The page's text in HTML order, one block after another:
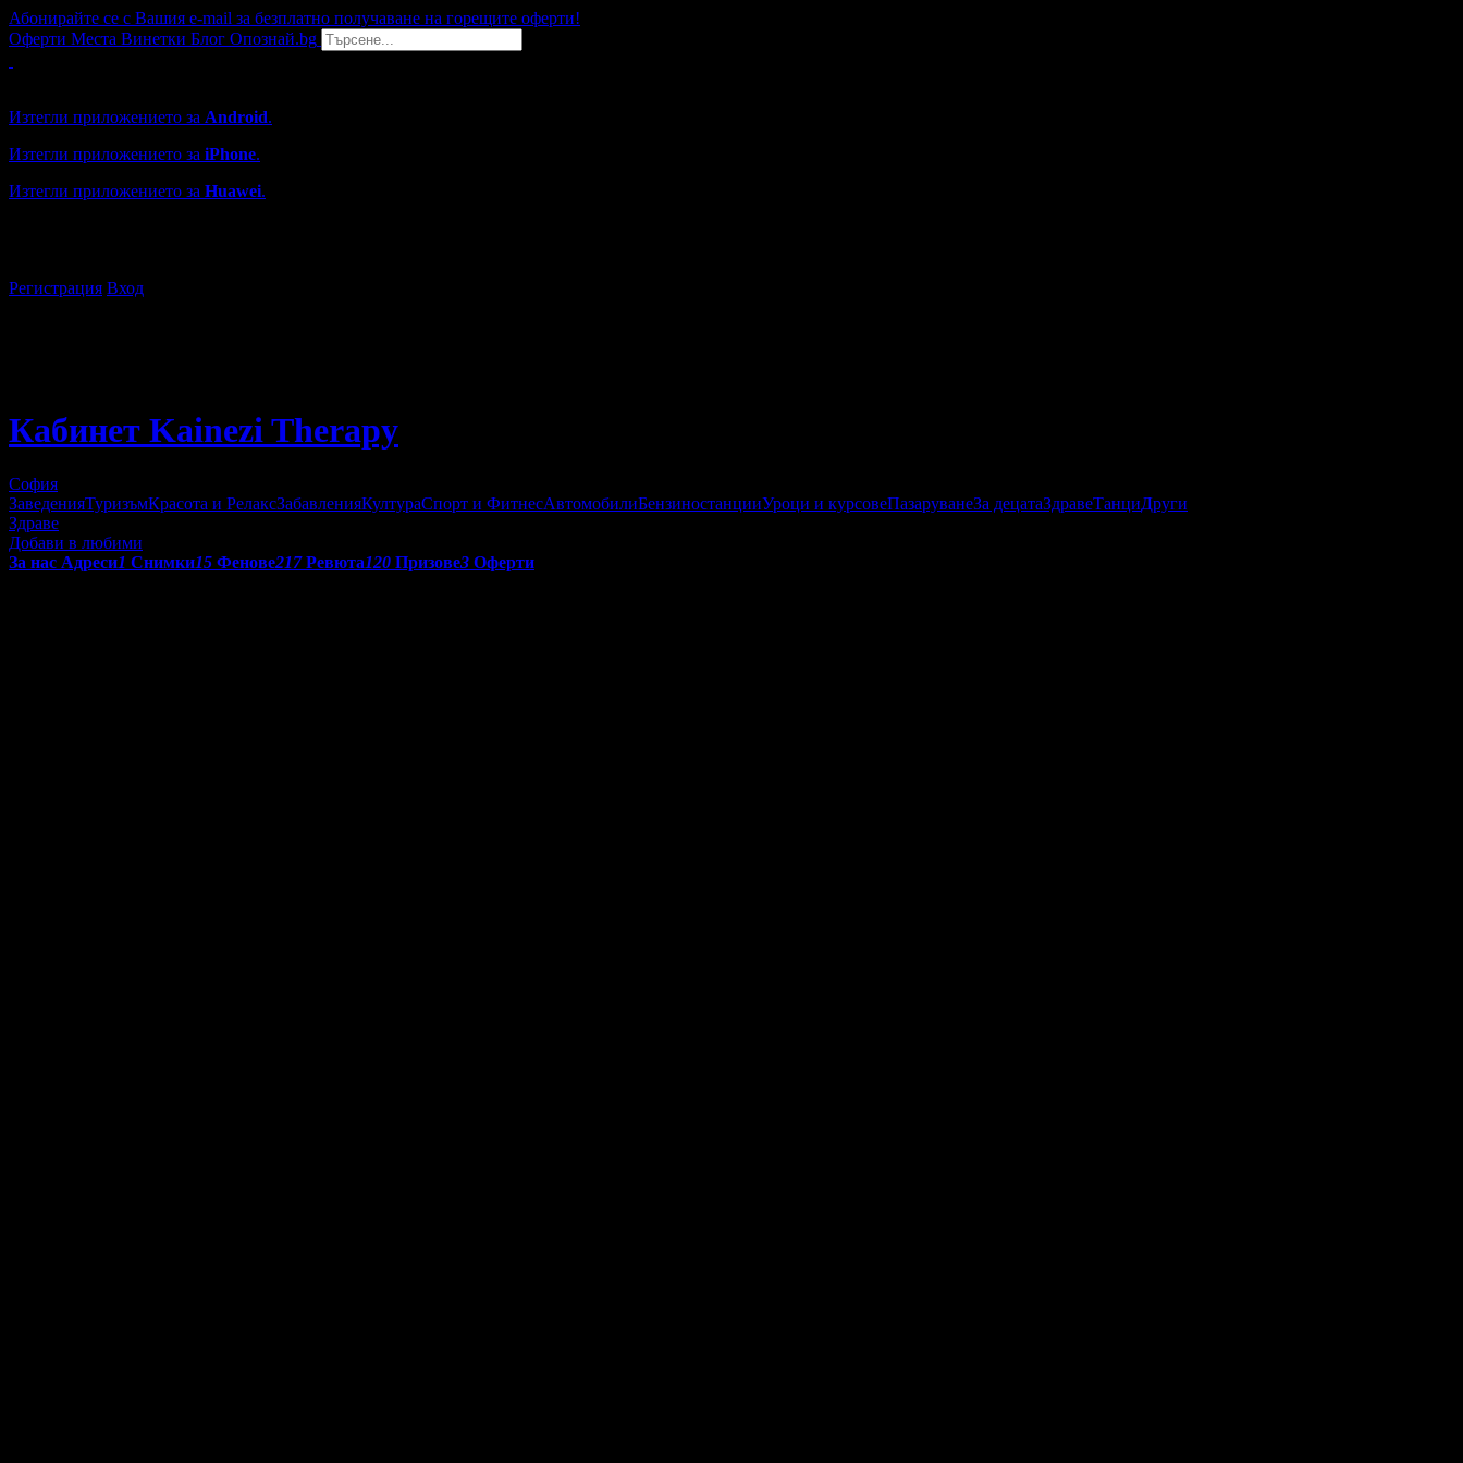
Абонирайте се с Вашия e-mail за безплатно получаване на горещите оферти!
Оферти Места Винетки Блог Опознай.bg
Изтегли приложението за Android.
Изтегли приложението за iPhone.
Изтегли приложението за Huawei.
Регистрация Вход
Кабинет Kainezi Therapy
София
ЗаведенияТуризъмКрасота и РелаксЗабавленияКултураСпорт и ФитнесАвтомобилиБензиностанцииУроци и курсовеПазаруванеЗа децатаЗдравеТанциДруги
Здраве
Добави в любими
За нас Адреси1 Снимки15 Фенове217 Ревюта120 Призове3 Оферти